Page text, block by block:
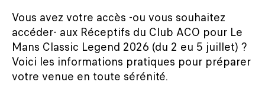
Vous avez votre accès -ou vous souhaitez
accéder- aux Réceptifs du Club ACO pour Le
Mans Classic Legend 2026 (du 2 eu 5 juillet) ?
Voici les informations pratiques pour préparer
votre venue en toute sérénité.